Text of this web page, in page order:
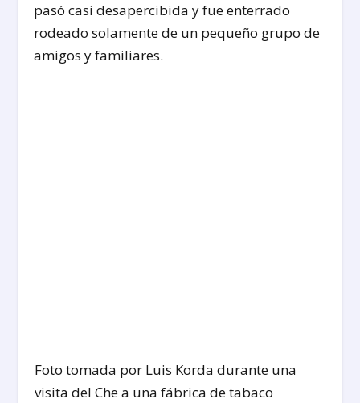
pasó casi desapercibida y fue enterrado
rodeado solamente de un pequeño grupo de
amigos y familiares.
Foto tomada por Luis Korda durante una
visita del Che a una fábrica de tabaco